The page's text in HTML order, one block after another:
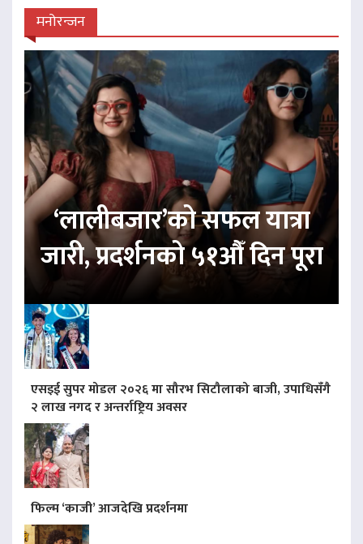
मनोरन्जन
‘लालीबजार’को सफल यात्रा
जारी, प्रदर्शनको ५१औँ दिन पूरा
एसइई सुपर मोडल २०२६ मा सौरभ सिटौलाको बाजी, उपाधिसँगै
२ लाख नगद र अन्तर्राष्ट्रिय अवसर
फिल्म ‘काजी’ आजदेखि प्रदर्शनमा